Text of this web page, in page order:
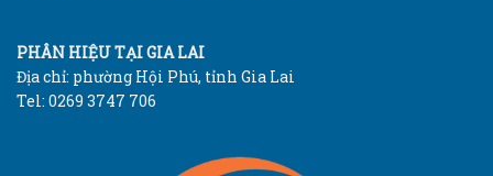
PHÂN HIỆU TẠI GIA LAI
Địa chỉ: phường Hội Phú, tỉnh Gia Lai
Tel: 0269 3747 706